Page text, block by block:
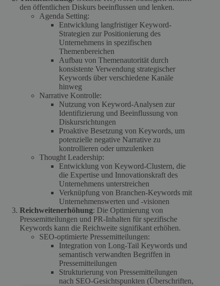
den öffentlichen Diskurs beeinflussen und lenken.
Agenda Setting:
Entwicklung langfristiger Keyword-
Strategien zur Positionierung des
Unternehmens in spezifischen
Themenbereichen
Aufbau von Themenautorität durch
konsistente Verwendung strategischer
Keywords über verschiedene Kanäle
hinweg
Narrative Kontrolle:
Nutzung von Keyword-Analysen zur
Identifizierung und Beeinflussung von
Diskursrichtungen
Proaktive Besetzung von Keywords, um
potenzielle negative Narrative zu
kontrollieren oder umzulenken
Thought Leadership:
Entwicklung von Keyword-Clustern, die
die Expertise und Innovationskraft des
Unternehmens unterstreichen
Verknüpfung von Branchen-Keywords mit
Unternehmenswerten und -visionen
Reichweitenerhöhung: Die Optimierung von
Pressemitteilungen und PR-Inhalten für spezifische
Keywords kann die Reichweite signifikant erhöhen.
SEO-optimierte Pressemitteilungen:
Integration von Long-Tail Keywords und
semantisch verwandten Begriffen in
Pressemitteilungen
Strukturierung von Pressemitteilungen
nach SEO-Gesichtspunkten (Überschriften,